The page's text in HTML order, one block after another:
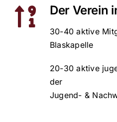
Der Verein
30-40 aktive
Blaskapelle
20-30 aktive
der
Jugend- &